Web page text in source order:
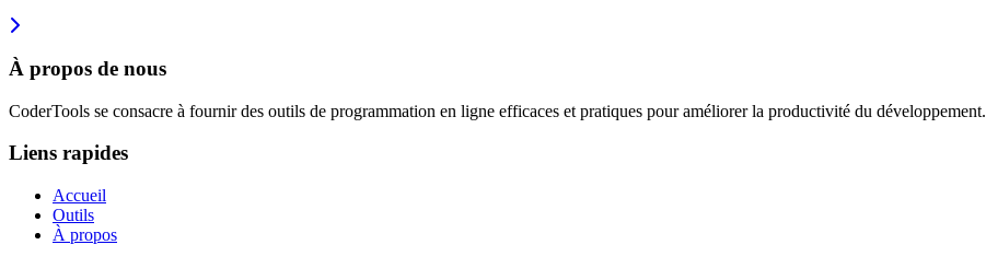
À propos de nous
CoderTools se consacre à fournir des outils de programmation en ligne efficaces et pratiques pour améliorer la productivité du développement.
Liens rapides
Accueil
Outils
À propos